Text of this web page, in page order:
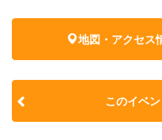
地図・アクセス
このイベ